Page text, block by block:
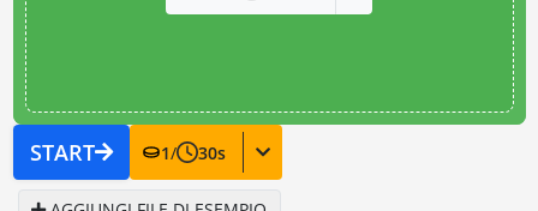
START 1/ 30s